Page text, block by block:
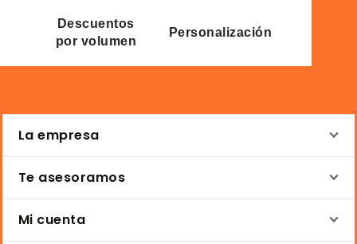
Descuentos
por volumen
Personalización
La empresa
Te asesoramos
Mi cuenta